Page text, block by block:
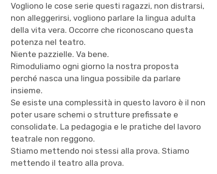
Vogliono le cose serie questi ragazzi, non distrarsi,
non alleggerirsi, vogliono parlare la lingua adulta
della vita vera. Occorre che riconoscano questa
potenza nel teatro.
Niente pazzielle. Va bene.
Rimoduliamo ogni giorno la nostra proposta
perché nasca una lingua possibile da parlare
insieme.
Se esiste una complessità in questo lavoro è il non
poter usare schemi o strutture prefissate e
consolidate. La pedagogia e le pratiche del lavoro
teatrale non reggono.
Stiamo mettendo noi stessi alla prova. Stiamo
mettendo il teatro alla prova.